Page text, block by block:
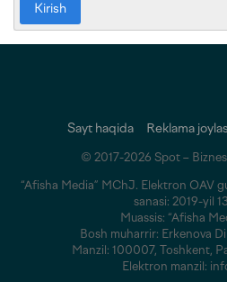
Kirish
Sayt haqida Reklama
© 2017-2026 Spot –
“Afisha Media” MChJ. Elektron OAV
sanasi: 2019-yil
Muassis: “Afisha
Bosh muharrir: Erkenova
Manzil: 100007, Toshkent,
Elektron manzil: